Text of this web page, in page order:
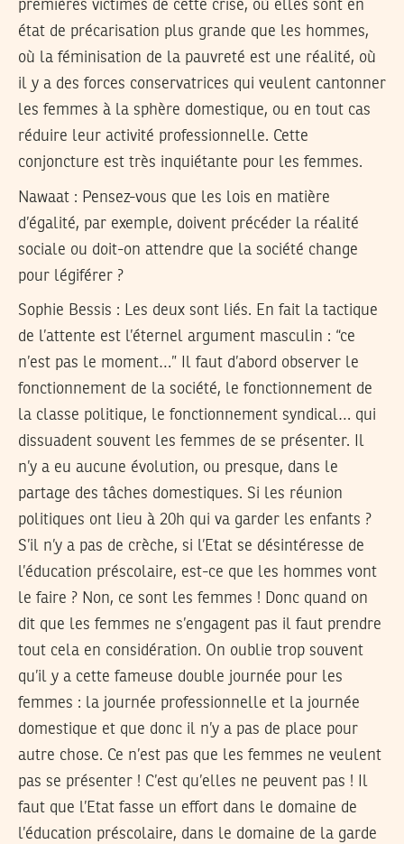
premières victimes de cette crise, où elles sont en
état de précarisation plus grande que les hommes,
où la féminisation de la pauvreté est une réalité, où
il y a des forces conservatrices qui veulent cantonner
les femmes à la sphère domestique, ou en tout cas
réduire leur activité professionnelle. Cette
conjoncture est très inquiétante pour les femmes.
Nawaat : Pensez-vous que les lois en matière
d’égalité, par exemple, doivent précéder la réalité
sociale ou doit-on attendre que la société change
pour légiférer ?
Sophie Bessis : Les deux sont liés. En fait la tactique
de l’attente est l’éternel argument masculin : “ce
n’est pas le moment…” Il faut d’abord observer le
fonctionnement de la société, le fonctionnement de
la classe politique, le fonctionnement syndical… qui
dissuadent souvent les femmes de se présenter. Il
n’y a eu aucune évolution, ou presque, dans le
partage des tâches domestiques. Si les réunion
politiques ont lieu à 20h qui va garder les enfants ?
S’il n’y a pas de crèche, si l’Etat se désintéresse de
l’éducation préscolaire, est-ce que les hommes vont
le faire ? Non, ce sont les femmes ! Donc quand on
dit que les femmes ne s’engagent pas il faut prendre
tout cela en considération. On oublie trop souvent
qu’il y a cette fameuse double journée pour les
femmes : la journée professionnelle et la journée
domestique et que donc il n’y a pas de place pour
autre chose. Ce n’est pas que les femmes ne veulent
pas se présenter ! C’est qu’elles ne peuvent pas ! Il
faut que l’Etat fasse un effort dans le domaine de
l’éducation préscolaire, dans le domaine de la garde